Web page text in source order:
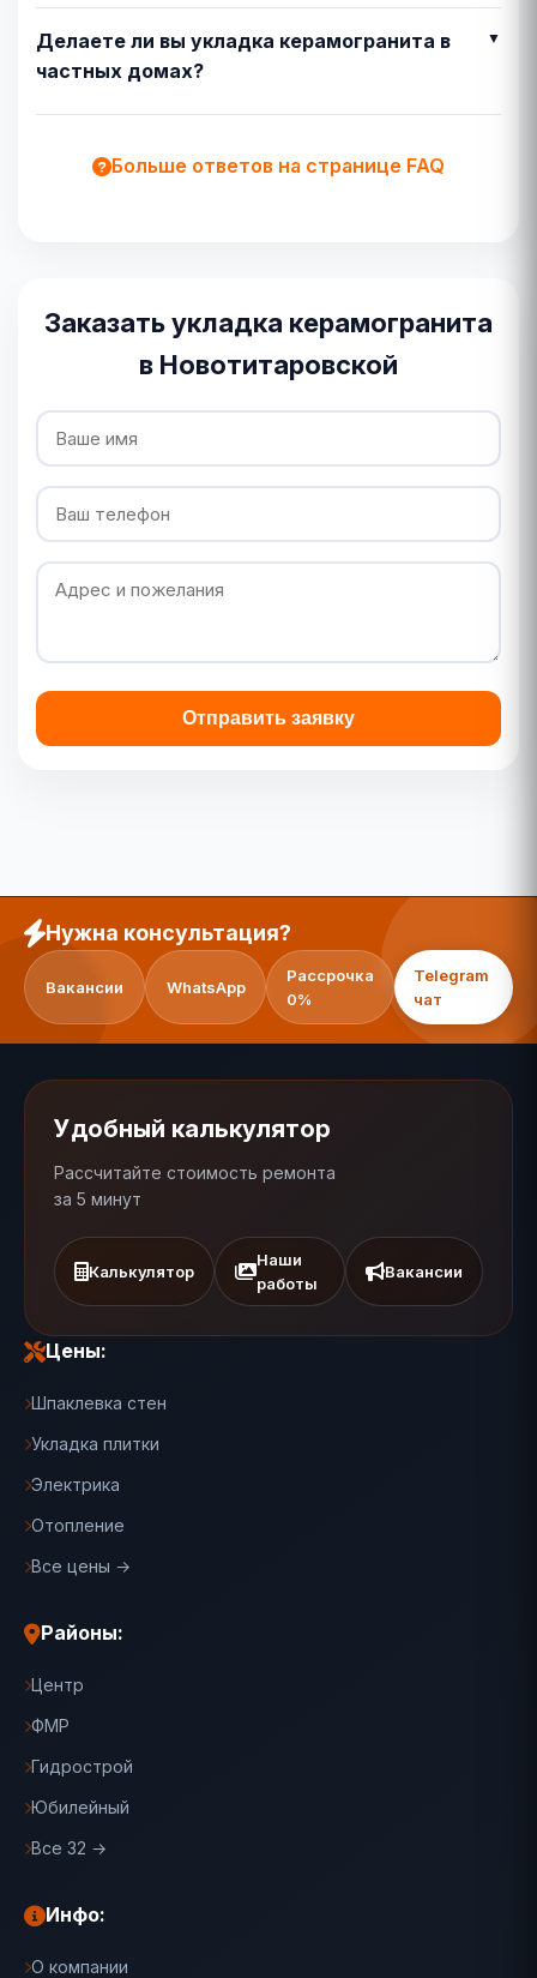
Делаете ли вы укладка керамогранита в
частных домах?
Больше ответов на странице FAQ
Заказать укладка керамогранита
в Новотитаровской
Отправить заявку
Нужна консультация?
Вакансии WhatsApp
Рассрочка
0%
Telegram
чат
Удобный калькулятор
Рассчитайте стоимость ремонта
за 5 минут
Калькулятор
Наши
работы
Вакансии
Цены:
Шпаклевка стен
Укладка плитки
Электрика
Отопление
Все цены →
Районы:
Центр
ФМР
Гидрострой
Юбилейный
Все 32 →
Инфо:
О компании